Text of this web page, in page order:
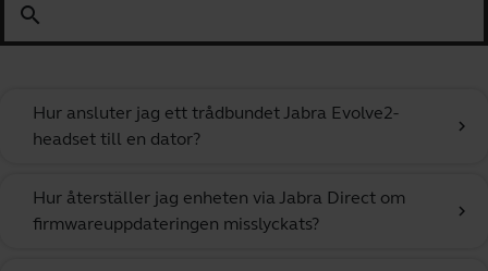
search
Hur ansluter jag ett trådbundet Jabra Evolve2-
headset till en dator?
chevron_right
Hur återställer jag enheten via Jabra Direct om
firmwareuppdateringen misslyckats?
chevron_right